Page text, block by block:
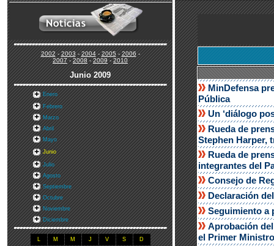
2002-2003-2004-2005-2006-
2007-2008-2009-2010
Junio 2009
Enero
Febrero
Marzo
Abril
Mayo
Junio
Julio
Agosto
Septiembre
Octubre
Noviembre
Diciembre
L M M J V S
D
MinDefensa
Pública
Un ‘diálogo
Rueda de
Stephen Harper,
Rueda de
integrantes del
Consejo de
Declaración
Seguimiento a
Aprobación
el Primer